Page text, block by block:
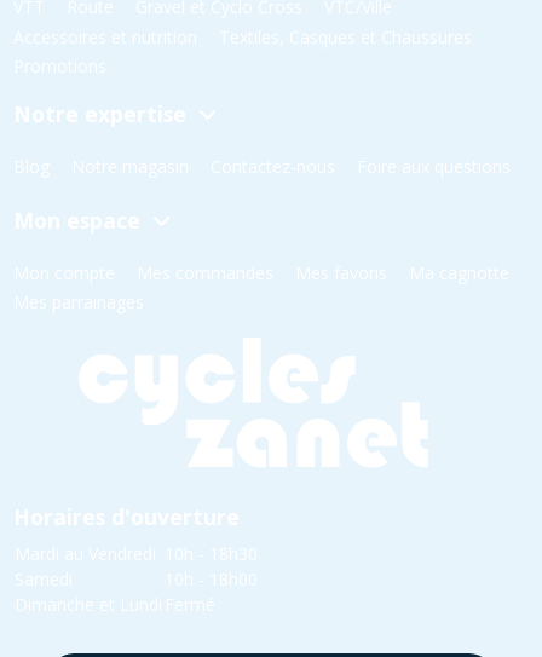
VTT Route Gravel et Cyclo Cross
VTC/Ville
Accessoires et nutrition
Textiles, Casques et Chaussures
Promotions
Notre expertise
Blog Notre magasin Contactez-nous Foire aux questions
Mon espace
Mon compte Mes commandes Mes favoris
Ma cagnotte
Mes parrainages
Horaires d'ouverture
Mardi au Vendredi
10h - 18h30
Samedi
10h - 18h00
Dimanche et Lundi Fermé